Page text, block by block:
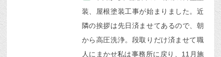
装、屋根塗装工事が始まりました。近
隣の挨拶は先日済ませてあるので、朝
から高圧洗浄。段取りだけ済ませて職
人にまかせ私は事務所に戻り、11月施